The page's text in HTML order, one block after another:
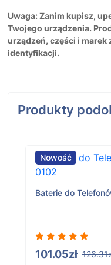
Uwaga: Zanim kupisz,
Twojego urządzenia.
urządzeń, części i marek
identyfikacji.
Produkty
Nowość
Baterie do
101.05zł